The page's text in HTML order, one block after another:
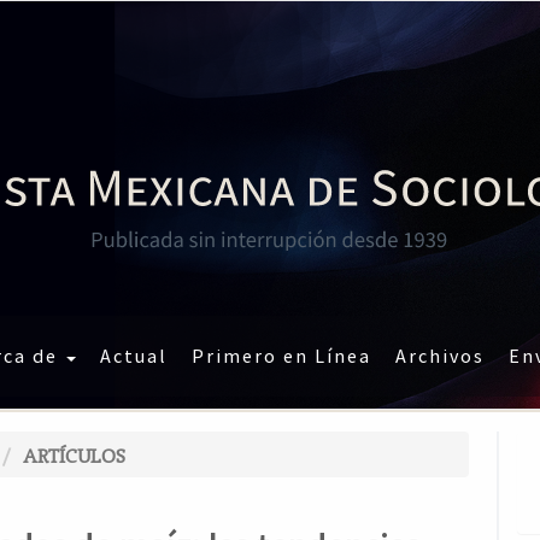
de Actual Primero en Línea Archivos
ARTÍCULOS